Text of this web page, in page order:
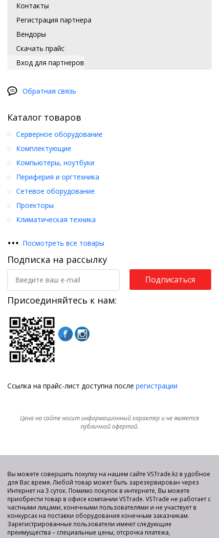
Контакты
Регистрация партнера
Вендоры
Скачать прайс
Вход для партнеров
Обратная связь
Каталог товаров
Серверное оборудование
Комплектующие
Компьютеры, ноутбуки
Периферия и оргтехника
Сетевое оборудование
Проекторы
Климатическая техника
••• Посмотреть все товары
Подписка на рассылку
Подписаться
Присоединяйтесь к нам:
Ссылка на прайс-лист доступна после регистрации
Цена на сайте носит информационный характер и не является
публичной офертой.
Вы можете совершить покупку на нашем сайте VSTrade.kz в удобное
для Вас время. Любой товар может быть зарезервирован через
Интернет на 3 суток. Помимо покупок в интернете, Вы можете
приобрести товар в офисе компании VSTrade. VSTrade не работает с
частными лицами, конечными пользователями и не участвует в
конкурсах на поставки оборудования конечным заказчикам.
Зарегистрированные пользователи имеют следующие
преимущества – специальные цены, отсрочка платежа,